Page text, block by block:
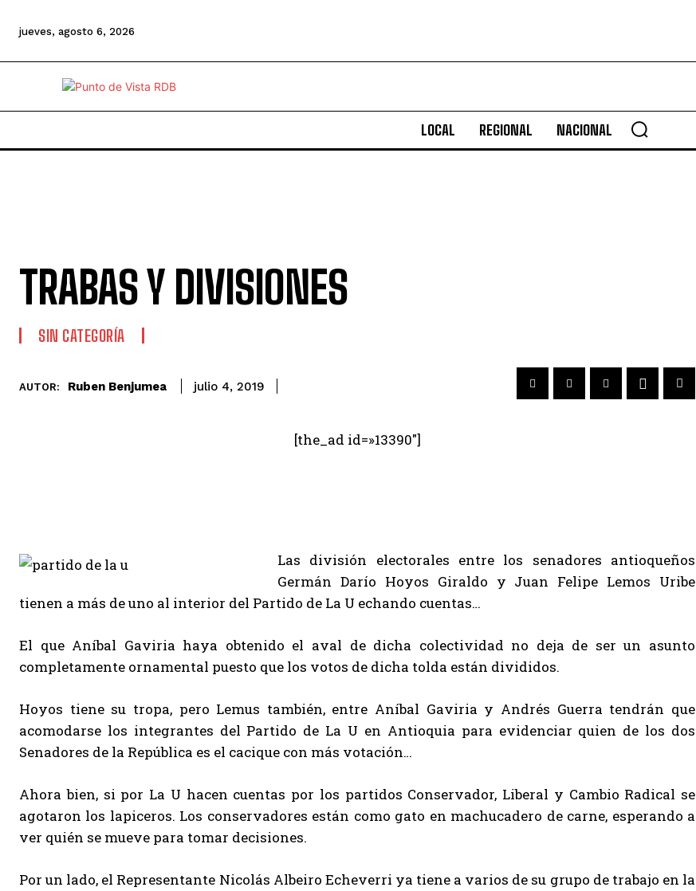
jueves, agosto 6, 2026
LOCAL REGIONAL NACIONAL
TRABAS Y DIVISIONES
SIN CATEGORÍA
AUTOR: Ruben Benjumea julio 4, 2019
[the_ad id=»13390″]
Las división electorales entre los senadores antioqueños
Germán Darío Hoyos Giraldo y Juan Felipe Lemos Uribe
tienen a más de uno al interior del Partido de La U echando cuentas…
El que Aníbal Gaviria haya obtenido el aval de dicha colectividad no deja de ser un asunto
completamente ornamental puesto que los votos de dicha tolda están divididos.
Hoyos tiene su tropa, pero Lemus también, entre Aníbal Gaviria y Andrés Guerra tendrán que
acomodarse los integrantes del Partido de La U en Antioquia para evidenciar quien de los dos
Senadores de la República es el cacique con más votación…
Ahora bien, si por La U hacen cuentas por los partidos Conservador, Liberal y Cambio Radical se
agotaron los lapiceros. Los conservadores están como gato en machucadero de carne, esperando a
ver quién se mueve para tomar decisiones.
Por un lado, el Representante Nicolás Albeiro Echeverri ya tiene a varios de su grupo de trabajo en la